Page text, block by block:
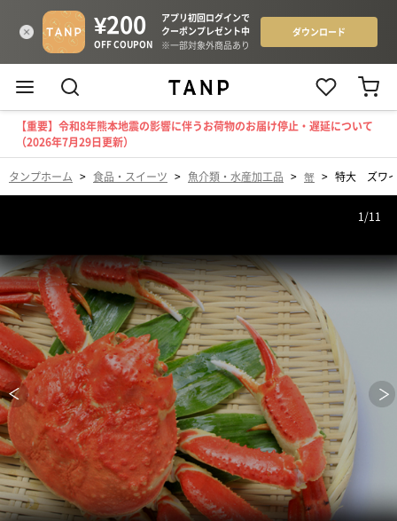
【重要】令和8年熊本地震の影響に伴うお荷物のお届け停止・遅延について
（2026年7月29日更新）
タンプホーム > 食品・スイーツ > 魚介類・水産加工品 > 蟹 > 特大 ズワ
1/11